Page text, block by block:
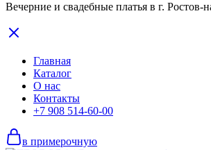
Вечерние и свадебные платья в г. Ростов-
Главная
Каталог
О нас
Контакты
+7 908 514-60-00
в примерочную